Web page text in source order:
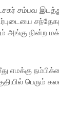
சம்பவ
அங்கு நின்ற
எமக்கு
பெரும்